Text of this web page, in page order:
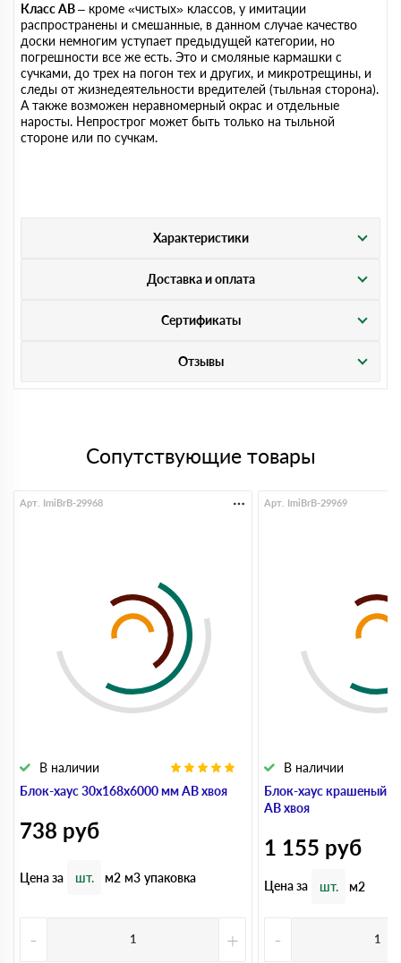
Класс АВ– кроме «чистых» классов, у имитации
распространены и смешанные, в данном случае качество
доски немногим уступает предыдущей категории, но
погрешности все же есть. Это и смоляные кармашки с
сучками, до трех на погон тех и других, и микротрещины, и
следы от жизнедеятельности вредителей (тыльная сторона).
А также возможен неравномерный окрас и отдельные
наросты. Непрострог может быть только на тыльной
стороне или по сучкам.
Характеристики
Доставка и оплата
Сертификаты
Отзывы
Сопутствующие товары
Блок-хаус 30x168x6000 мм АВ хвоя
В наличии
Арт. ImiBrB-29968
738 руб
Цена за шт. м2 м3 упаковка
- +
Блок-хаус крашеный
АВ хвоя
В наличии
Арт. ImiBrB-29969
1 155 руб
Цена за шт. м2
-